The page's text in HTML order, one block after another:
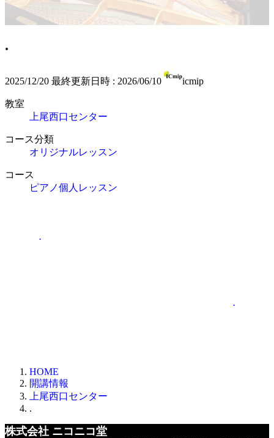
.
2025/12/20 最終更新日時 : 2026/06/10 icmip
教室
上尾西口センター
コース分類
オリジナルレッスン
コース
ピアノ個人レッスン
.
.
HOME
開講情報
上尾西口センター
.
株式会社 ニコニコ堂